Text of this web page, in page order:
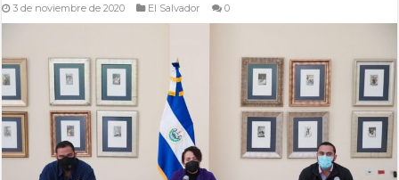
3 de noviembre de 2020 El Salvador 0